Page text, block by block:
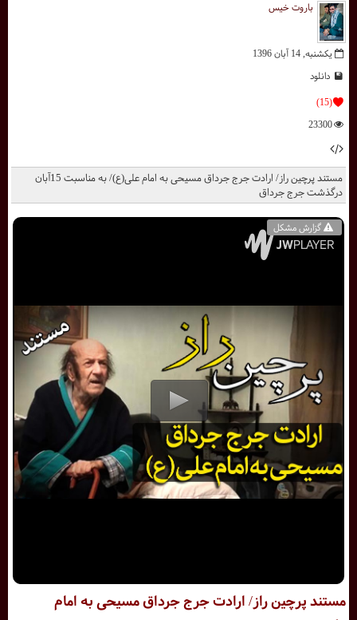
مستند پرچین راز/ ارادت جرج جرداق مسیحی به امام
گزارش مشکل
مستند پرچین راز/ ارادت جرج جرداق مسیحی به امام علی(ع)/ به مناسبت 15آبان
درگذشت جرج جرداق
باروت خیس
یکشنبه, 14 آبان 1396
دانلود
(15)
23300